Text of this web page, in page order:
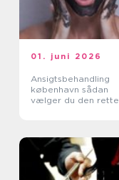
01. juni 2026
Ansigtsbehandling
københavn sådan
vælger du den rette